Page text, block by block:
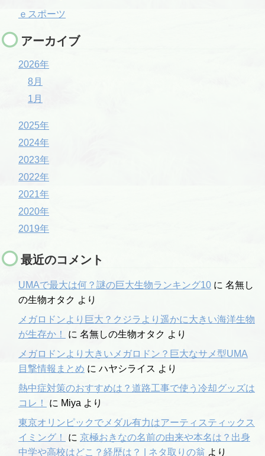
ｅスポーツ
アーカイブ
2026年
8月
1月
2025年
2024年
2023年
2022年
2021年
2020年
2019年
最近のコメント
UMAで最大は何？謎の巨大生物ランキング10 に 名無し
の生物オタク より
メガロドンより巨大？クジラより遥かに大きい海洋生物
が生存か！
に 名無しの生物オタク より
メガロドンより大きいメガロドン？巨大なサメ型UMA
目撃情報まとめ に ハヤシライス より
熱中症対策のおすすめは？道路工事で使う冷却グッズは
コレ！
に Miya より
東京オリンピックでメダル有力はアーティスティックス
イミング！
に 京極おきなの名前の由来や本名は？出身
中学や高校はどこ？経歴は？ | ネタ取りの翁 より